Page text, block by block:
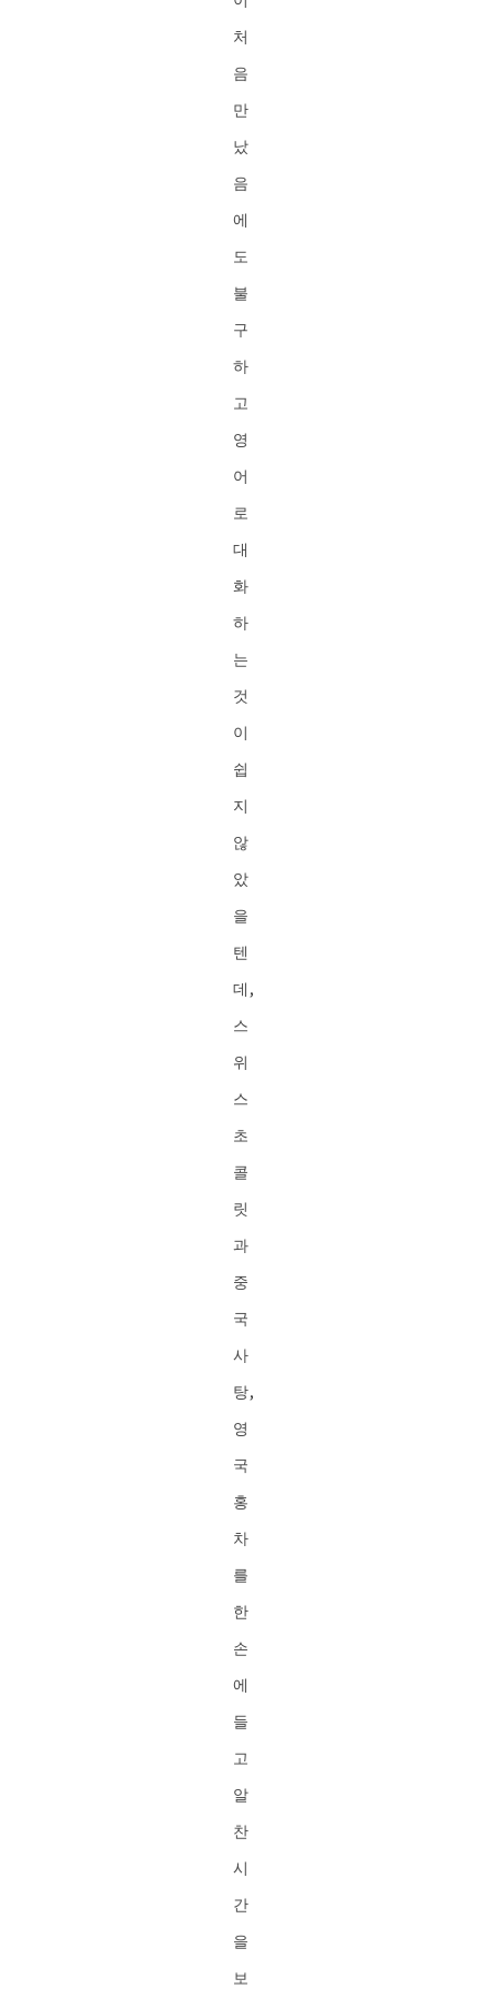
처
음
만
났
음
에
도
불
구
하
고
영
어
로
대
화
하
는
것
이
쉽
지
않
았
을
텐
데,
스
위
스
초
콜
릿
과
중
국
사
탕,
영
국
홍
차
를
한
손
에
들
고
알
찬
시
간
을
보